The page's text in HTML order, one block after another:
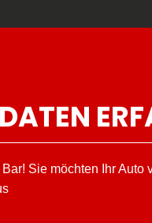
Sie möchten IhrAuto